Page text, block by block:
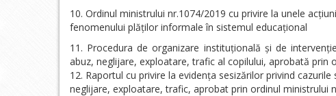
Ordinul ministrului nr.1074/2019 cu privire la unele
fenomenului plăților informale în sistemul educațional
Procedura de organizare instituțională și de
abuz, neglijare, exploatare, trafic al copilului, aprobată prin
Raportul cu privire la evidența sesizărilor privind cazurile
neglijare, exploatare, trafic, aprobat prin ordinul ministrului